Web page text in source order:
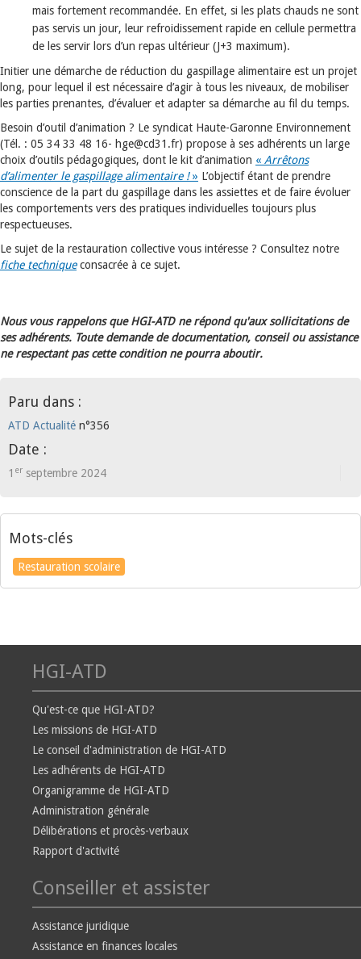
mais fortement recommandée. En effet, si les plats chauds ne sont
pas servis un jour, leur refroidissement rapide en cellule permettra
de les servir lors d’un repas ultérieur (J+3 maximum).
Initier une démarche de réduction du gaspillage alimentaire est un projet
long, pour lequel il est nécessaire d’agir à tous les niveaux, de mobiliser
les parties prenantes, d’évaluer et adapter sa démarche au fil du temps.
Besoin d’outil d’animation ? Le syndicat Haute-Garonne Environnement
(Tél. : 05 34 33 48 16- hge@cd31.fr) propose à ses adhérents un large
choix d’outils pédagogiques, dont le kit d’animation « Arrêtons
d’alimenter le gaspillage alimentaire !» L’objectif étant de prendre
conscience de la part du gaspillage dans les assiettes et de faire évoluer
les comportements vers des pratiques individuelles toujours plus
respectueuses.
Le sujet de la restauration collective vous intéresse ? Consultez notre
fiche techniqueconsacrée à ce sujet.
Nous vous rappelons que HGI-ATD ne répond qu'aux sollicitations de
ses adhérents. Toute demande de documentation, conseil ou assistance
ne respectant pas cette condition ne pourra aboutir.
Paru dans :
ATD Actualité n°356
Date :
1 er septembre 2024
Mots-clés
Restauration scolaire
HGI-ATD
Qu'est-ce que HGI-ATD?
Les missions de HGI-ATD
Le conseil d'administration de HGI-ATD
Les adhérents de HGI-ATD
Organigramme de HGI-ATD
Administration générale
Délibérations et procès-verbaux
Rapport d'activité
Conseiller et assister
Assistance juridique
Assistance en finances locales